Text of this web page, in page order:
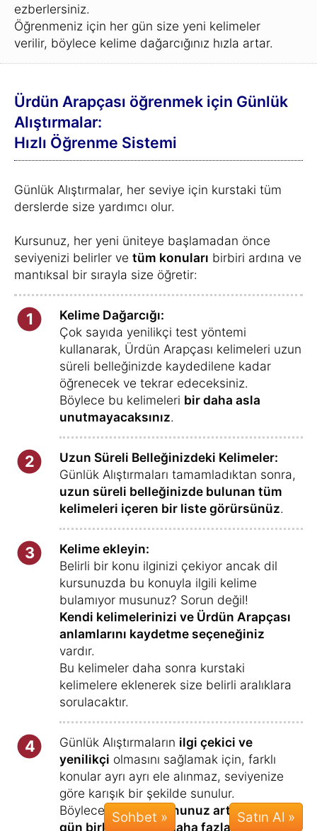
ezberlersiniz.
Öğrenmeniz için her gün size yeni kelimeler
verilir, böylece kelime dağarcığınız hızla artar.
Ürdün Arapçası öğrenmek için Günlük
Alıştırmalar:
Hızlı Öğrenme Sistemi
Günlük Alıştırmalar, her seviye için kurstaki tüm
derslerde size yardımcı olur.
Kursunuz, her yeni üniteye başlamadan önce
seviyenizi belirler ve tüm konuları birbiri ardına ve
mantıksal bir sırayla size öğretir:
1
Kelime Dağarcığı:
Çok sayıda yenilikçi test yöntemi
kullanarak, Ürdün Arapçası kelimeleri uzun
süreli belleğinizde kaydedilene kadar
öğrenecek ve tekrar edeceksiniz.
Böylece bu kelimeleri bir daha asla
unutmayacaksınız.
2
Uzun Süreli Belleğinizdeki Kelimeler:
Günlük Alıştırmaları tamamladıktan sonra,
uzun süreli belleğinizde bulunan tüm
kelimeleri içeren bir liste görürsünüz.
3
Kelime ekleyin:
Belirli bir konu ilginizi çekiyor ancak dil
kursunuzda bu konuyla ilgili kelime
bulamıyor musunuz? Sorun değil!
Kendi kelimelerinizi ve Ürdün Arapçası
anlamlarını kaydetme seçeneğiniz
vardır.
Bu kelimeler daha sonra kurstaki
kelimelere eklenerek size belirli aralıklara
sorulacaktır.
4 Günlük Alıştırmaların ilgi çekici ve
yenilikçi olmasını sağlamak için, farklı
konular ayrı ayrı ele alınmaz, seviyenize
göre karışık bir şekilde sunulur.
Böylece motivasyonunuz artar ve her
gün birkaç dakika daha fazla öğrenmek
Sohbet »